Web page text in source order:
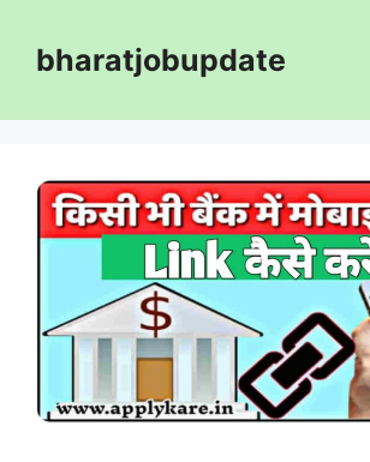
contentbharatjobupdate